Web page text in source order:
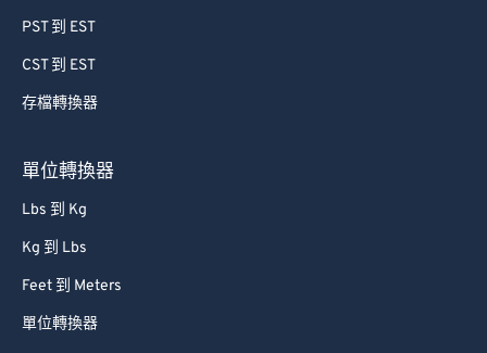
PST 到 EST
CST 到 EST
存檔轉換器
單位轉換器
Lbs 到 Kg
Kg 到 Lbs
Feet 到 Meters
單位轉換器